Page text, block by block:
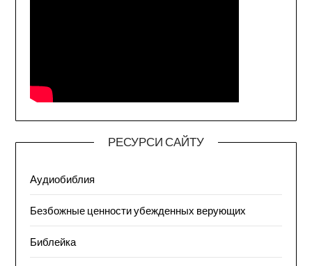
РЕСУРСИ САЙТУ
Аудиобиблия
Безбожные ценности убежденных верующих
Библейка